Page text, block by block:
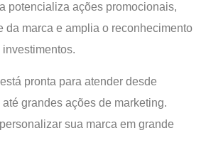
potencializa ações promocionais,
da marca e amplia o reconhecimento
pronta para atender desde
grandes ações de marketing.
sua marca em grande